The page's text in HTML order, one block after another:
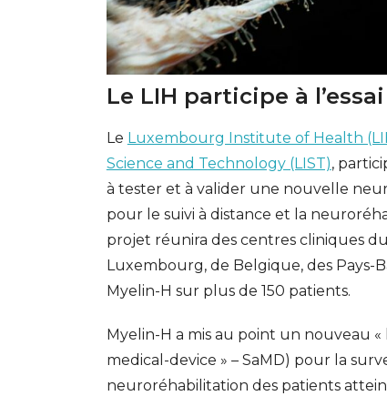
Le LIH participe à
Le Luxembourg Institute of Health
Science and Technology (LIST),
à tester et à valider une nouvelle
pour le suivi à distance et la
projet réunira des centres cliniques
Luxembourg, de Belgique, des Pays-
Myelin-H sur plus de 150 patients.
Myelin-H a mis au point un nouveau
medical-device » – SaMD) pour la
neuroréhabilitation des patients